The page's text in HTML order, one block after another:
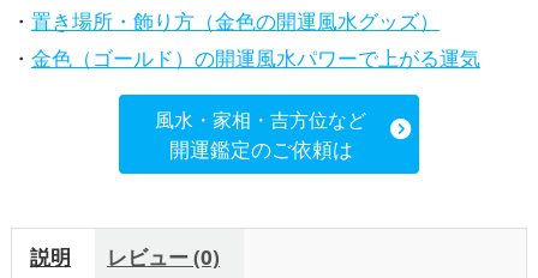
・ 置き場所・飾り方（金色の開運風水グッズ）
・ 金色（ゴールド）の開運風水パワーで上がる運気
風水・家相・吉方位など
開運鑑定のご依頼は
説明 レビュー (0)